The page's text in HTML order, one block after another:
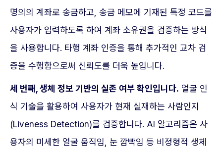
명의의 계좌로 송금하고, 송금 메모에 기재된 특정 코드를
사용자가 입력하도록 하여 계좌 소유권을 검증하는 방식
을 사용합니다. 타행 계좌 인증을 통해 추가적인 교차 검
증을 수행함으로써 신뢰도를 더욱 높입니다.
세 번째, 생체 정보 기반의 실존 여부 확인입니다. 얼굴 인
식 기술을 활용하여 사용자가 현재 실재하는 사람인지
(Liveness Detection)를 검증합니다. AI 알고리즘은 사
용자의 미세한 얼굴 움직임, 눈 깜빡임 등 비정형적 생체